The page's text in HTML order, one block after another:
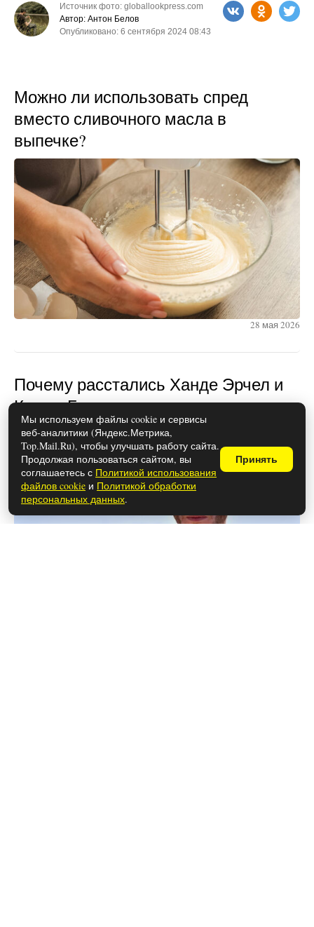
Источник фото: globallookpress.com
Автор: Антон Белов
Опубликовано: 6 сентября 2024 08:43
Можно ли использовать спред
вместо сливочного масла в
выпечке?
28 мая 2026
Почему расстались Ханде Эрчел и
Керем Бюрсин
Мы используем файлы cookie и сервисы
веб-аналитики (Яндекс.Метрика,
Top.Mail.Ru), чтобы улучшать работу сайта.
Продолжая пользоваться сайтом, вы
соглашаетесь с Политикой использования
файлов cookie и Политикой обработки
персональных данных.
Принять